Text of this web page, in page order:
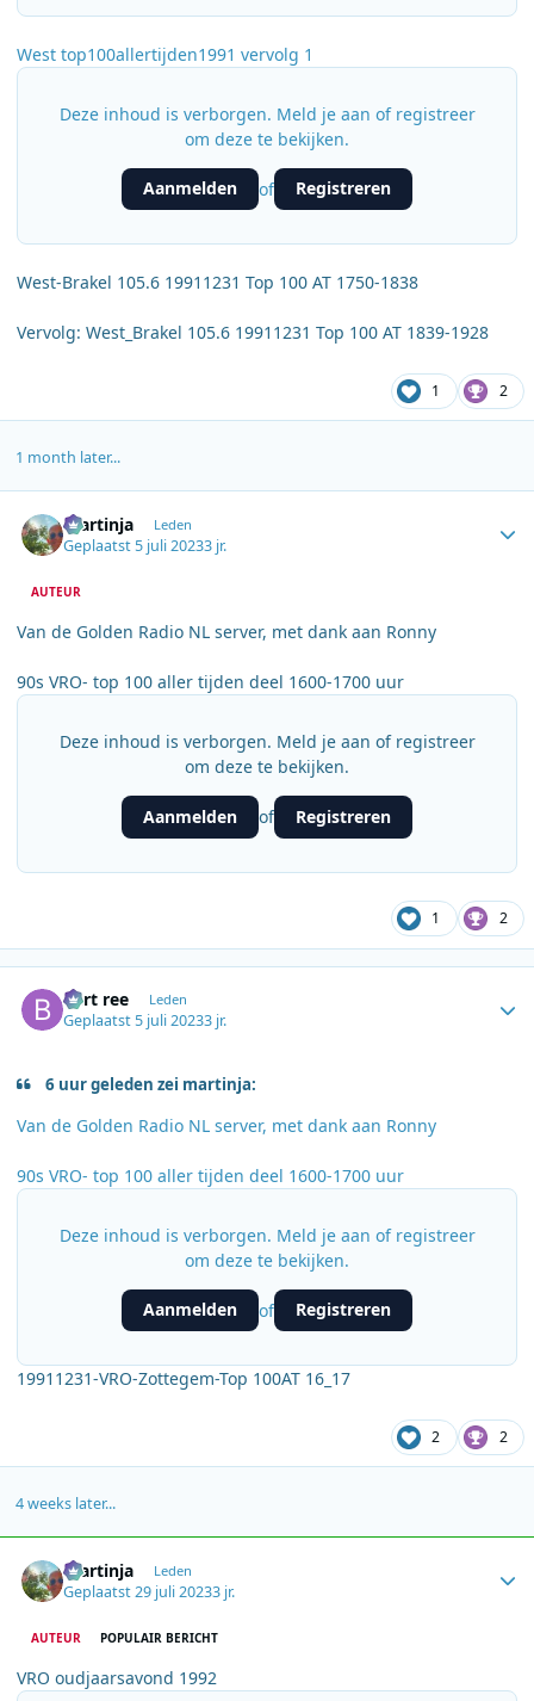
West top100allertijden1991 vervolg 1
Deze inhoud is verborgen. Meld je aan of registreer
om deze te bekijken.
Aanmelden of Registreren
West-Brakel 105.6 19911231 Top 100 AT 1750-1838
Vervolg: West_Brakel 105.6 19911231 Top 100 AT 1839-1928
1 2
1 month later...
martinja Leden
Geplaatst 5 juli 20233 jr.
AUTEUR
Van de Golden Radio NL server, met dank aan Ronny
90s VRO- top 100 aller tijden deel 1600-1700 uur
Deze inhoud is verborgen. Meld je aan of registreer
om deze te bekijken.
Aanmelden of Registreren
1 2
bert ree Leden
Geplaatst 5 juli 20233 jr.
6 uur geleden zei martinja:
Van de Golden Radio NL server, met dank aan Ronny
90s VRO- top 100 aller tijden deel 1600-1700 uur
Deze inhoud is verborgen. Meld je aan of registreer
om deze te bekijken.
Aanmelden of Registreren
19911231-VRO-Zottegem-Top 100AT 16_17
2 2
4 weeks later...
martinja Leden
Geplaatst29 juli 20233 jr.
AUTEUR POPULAIR BERICHT
VRO oudjaarsavond 1992